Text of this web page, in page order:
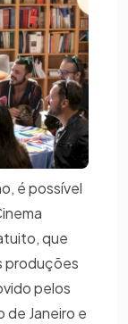
é possível
que
produções
pelos
de Janeiro e